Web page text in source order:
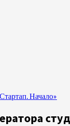
Начало»